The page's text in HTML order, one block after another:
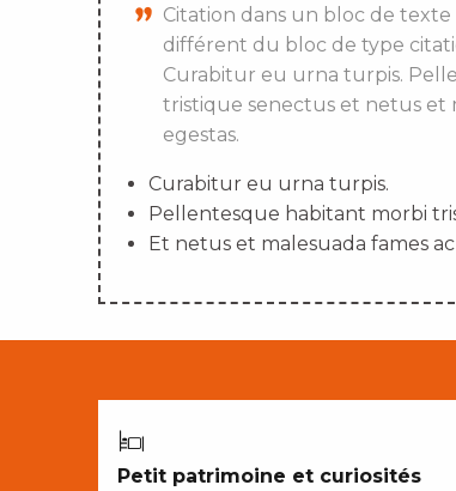
Citation dans un bloc de
différent du bloc de type
Curabitur eu urna turpis.
tristique senectus et netus et
egestas.
Curabitur eu urna turpis.
Pellentesque habitant morbi
Et netus et malesuada fames
Petit patrimoine et curiosités